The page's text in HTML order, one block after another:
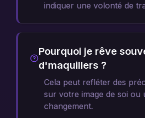
indiquer une volonté de
Pourquoi je rêve
d'maquillers ?
Cela peut refléter des
sur votre image de soi ou
changement.